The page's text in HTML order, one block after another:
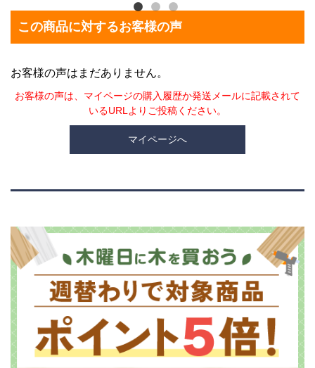
この商品に対するお客様の声
お客様の声はまだありません。
お客様の声は、マイページの購入履歴か発送メールに記載されて
いるURLよりご投稿ください。
マイページへ